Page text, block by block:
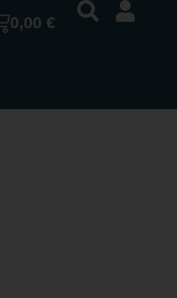
0,00€